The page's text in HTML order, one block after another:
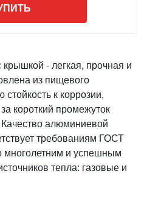
- легкая, прочная и
из пищевого
к коррозии,
короткий промежуток
алюминиевой
требованиям ГОСТ
многолетним и успешным
тепла: газовые и